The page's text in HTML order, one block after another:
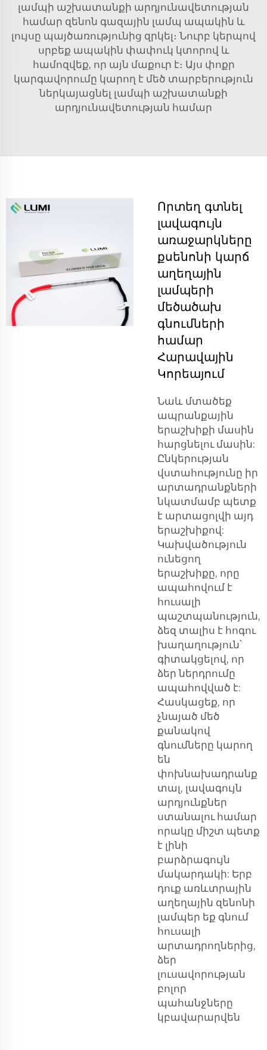
լամպի աշխատանքի արդյունավետության
համար զենոն գազային լամպ ապակին և
լույսը պայծառությունից զրկել։ Նուրբ կերպով
սրբեք ապակին փափուկ կտորով և
համոզվեք, որ այն մաքուր է։ Այս փոքր
կարգավորումը կարող է մեծ տարբերություն
ներկայացնել լամպի աշխատանքի
արդյունավետության համար
Որտեղ գտնել
լավագույն
առաջարկները
քսենոնի կարճ
աղեղային
լամպերի
մեծածախ
գնումների
համար
Հարավային
Կորեայում
Նաև մտածեք
ապրանքային
երաշխիքի մասին
հարցնելու մասին:
Ընկերության
վստահությունը իր
արտադրանքների
նկատմամբ պետք
է արտացոլվի այդ
երաշխիքով:
Կախվածություն
ունեցող
երաշխիքը, որը
ապահովում է
հուսալի
պաշտպանություն,
ձեզ տալիս է հոգու
խաղաղություն՝
գիտակցելով, որ
ձեր ներդրումը
ապահովված է:
Հասկացեք, որ
չնայած մեծ
քանակով
գնումները կարող
են
փոխնախադրանք
տալ, լավագույն
արդյունքներ
ստանալու համար
որակը միշտ պետք
է լինի
բարձրագույն
մակարդակի: Երբ
դուք առևտրային
աղեղային զենոնի
լամպեր եք գնում
հուսալի
արտադրողներից,
ձեր
լուսավորության
բոլոր
պահանջները
կբավարարվեն